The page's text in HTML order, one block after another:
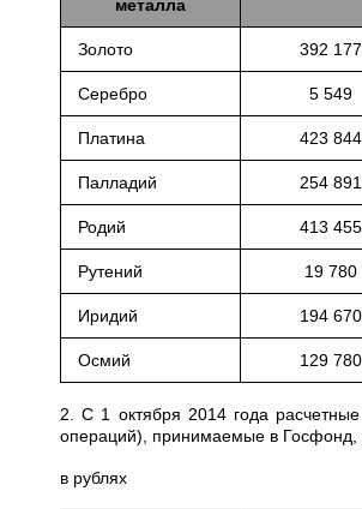
металла
Золото 392 177
Серебро 5 549
Платина 423 844
Палладий 254 891
Родий 413 455
Рутений 19 780
Иридий 194 670
Осмий 129 780
2. С 1 октября 2014 года
операций), принимаемые в Госфонд,
в рублях